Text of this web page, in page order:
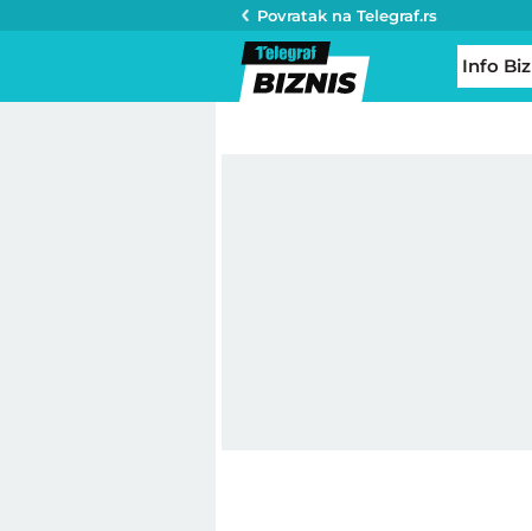
Povratak na Telegraf.rs
Info Biz